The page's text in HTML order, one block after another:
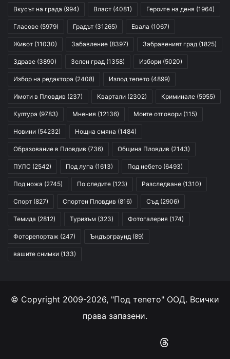
Вкусът на града (994) Власт (4081) Героите на деня (1964)
Гласове (5979) Градът (31265) Евала (1067)
Живот (11030) Забавление (8397) Забравеният град (1825)
Здраве (3890) Зелен град (1358) Избори (5020)
Избор на редактора (2408) Изпод тепето (4899)
Имоти в Пловдив (237) Квартали (2302) Криминале (5955)
Култура (9783) Мнения (12136) Моите отговори (115)
Новини (54232) Нощна смяна (1484)
Образование в Пловдив (736) Община Пловдив (2143)
ПУЛС (2542) Под лупа (1613) Под небето (6493)
Под ножа (2745) По следите (123) Разследване (1310)
Спорт (827) Спортен Пловдив (816) Съд (2906)
Темида (2812) Туризъм (323) Фотогалерия (174)
Фоторепортаж (247) Ъндърграунд (89)
вашите снимки (133)
© Copyright 2009-2026, "Под тепето" ООД. Всички
права запазени.
Instagram
RSS